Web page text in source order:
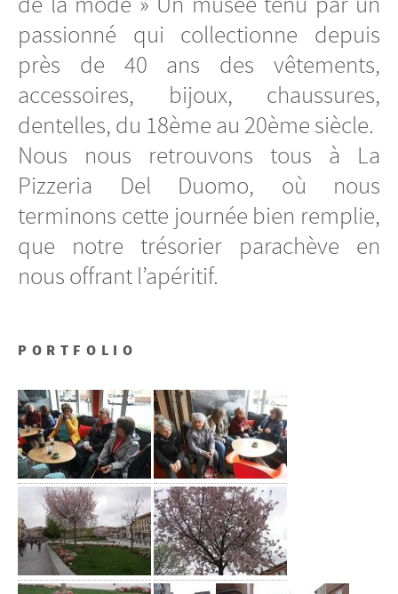
passionné qui collectionne depuis
près de 40 ans des vêtements,
accessoires, bijoux, chaussures,
dentelles, du 18ème au 20ème siècle.
Nous nous retrouvons tous à La
Pizzeria Del Duomo, où nous
terminons cette journée bien remplie,
que notre trésorier parachève en
nous offrant l’apéritif.
PORTFOLIO